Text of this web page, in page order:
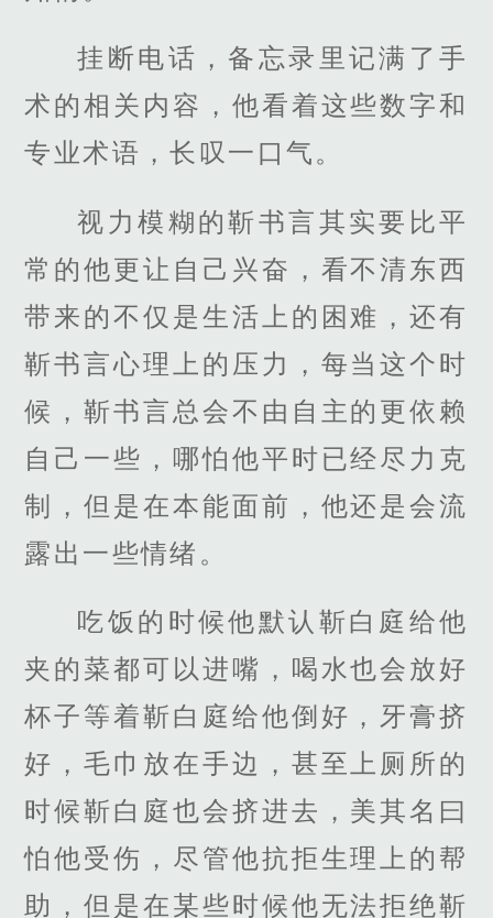
挂断电话，备忘录里记满了手
术的相关内容，他看着这些数字和
专业术语，长叹一口气。
视力模糊的靳书言其实要比平
常的他更让自己兴奋，看不清东西
带来的不仅是生活上的困难，还有
靳书言心理上的压力，每当这个时
候，靳书言总会不由自主的更依赖
自己一些，哪怕他平时已经尽力克
制，但是在本能面前，他还是会流
露出一些情绪。
吃饭的时候他默认靳白庭给他
夹的菜都可以进嘴，喝水也会放好
杯子等着靳白庭给他倒好，牙膏挤
好，毛巾放在手边，甚至上厕所的
时候靳白庭也会挤进去，美其名曰
怕他受伤，尽管他抗拒生理上的帮
助，但是在某些时候他无法拒绝靳